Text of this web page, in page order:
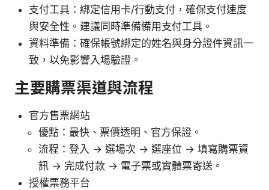
支付工具：綁定信用卡/行動支付，確保支付速度
與安全性。建議同時準備備用支付工具。
資料準備：確保帳號綁定的姓名與身分證件資訊一
致，以免影響入場驗證。
主要購票渠道與流程
官方售票網站
優點：最快、票價透明、官方保證。
流程：登入 → 選場次 → 選座位 → 填寫購票資
訊 → 完成付款 → 電子票或實體票寄送。
授權票務平台